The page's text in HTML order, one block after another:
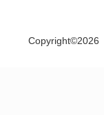
Copyright©2026